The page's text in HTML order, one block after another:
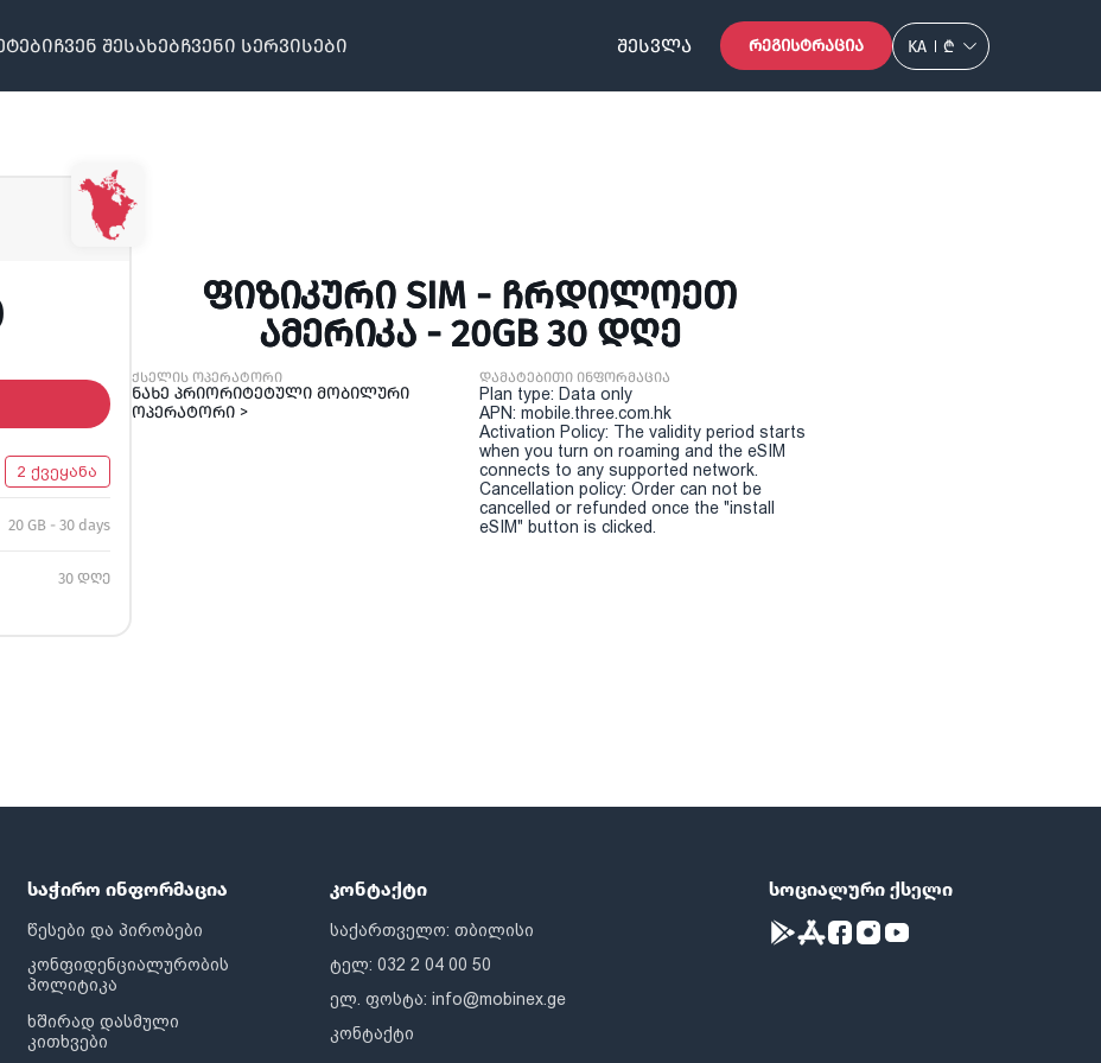
ჩვენ შესახებჩვენი სერვისები ᲨᲔᲡᲕᲚᲐ ᲠᲔᲒᲘᲡᲢᲠᲐᲪᲘᲐ KA ₾
2 ქვეყანა
20 GB - 30 days
30 დღე
ᲤᲘᲖᲘᲙᲣᲠᲘ SIM - ᲩᲠᲓᲘᲚᲝᲔᲗ
ᲐᲛᲔᲠᲘᲙᲐ - 20GB 30 ᲓᲦᲔ
ქსელის ოპერატორი
ნახე პრიორიტეტული მობილური
ოპერატორი >
დამატებითი ინფორმაცია
Plan type: Data only
APN: mobile.three.com.hk
Activation Policy: The validity period starts
when you turn on roaming and the eSIM
connects to any supported network.
Cancellation policy: Order can not be
cancelled or refunded once the "install
eSIM" button is clicked.
საჭირო ინფორმაცია
წესები და პირობები
კონფიდენციალურობის
პოლიტიკა
ხშირად დასმული
კითხვები
კონტაქტი
საქართველო: თბილისი
ტელ: 032 2 04 00 50
ელ. ფოსტა:info@mobinex.ge
კონტაქტი
სოციალური ქსელი